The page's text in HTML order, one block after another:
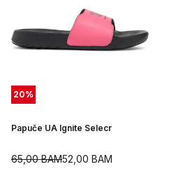
20%
Papuče UA Ignite Selecr
52,00 BAM
65,00BAM